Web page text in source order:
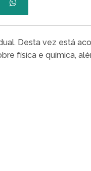
Desta vez está
física e química,